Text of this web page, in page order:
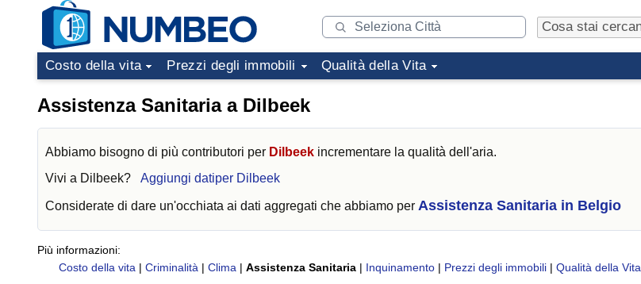
Costo della vita Prezzi degli immobili Qualità della Vita
Assistenza Sanitaria a Dilbeek
Abbiamo bisogno di più contributori per Dilbeek incrementare la qualità dell'aria.
Vivi a Dilbeek? Aggiungi datiper Dilbeek
Considerate di dare un'occhiata ai dati aggregati che abbiamo per Assistenza Sanitaria in Belgio
Più informazioni:
Costo della vita | Criminalità | Clima | Assistenza Sanitaria | Inquinamento | Prezzi degli immobili | Qualità della Vita